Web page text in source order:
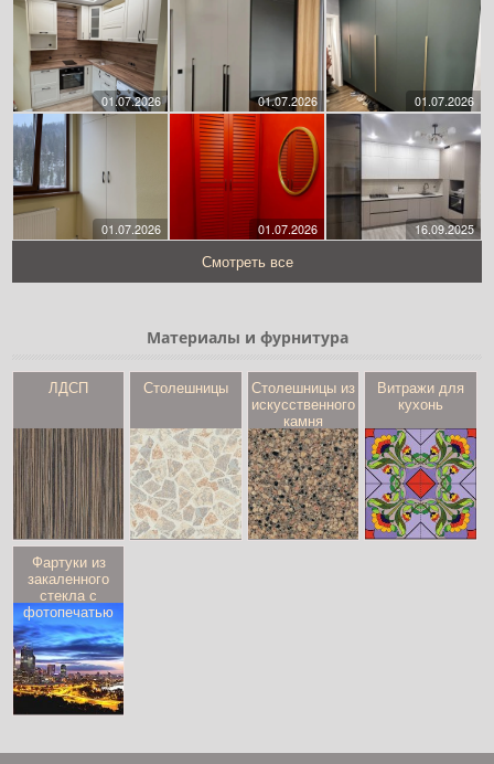
01.07.2026 01.07.2026 01.07.2026
01.07.2026 01.07.2026 16.09.2025
Смотреть все
Материалы и фурнитура
ЛДСП Столешницы Столешницы из
искусственного
камня
Витражи для
кухонь
Фартуки из
закаленного
стекла с
фотопечатью